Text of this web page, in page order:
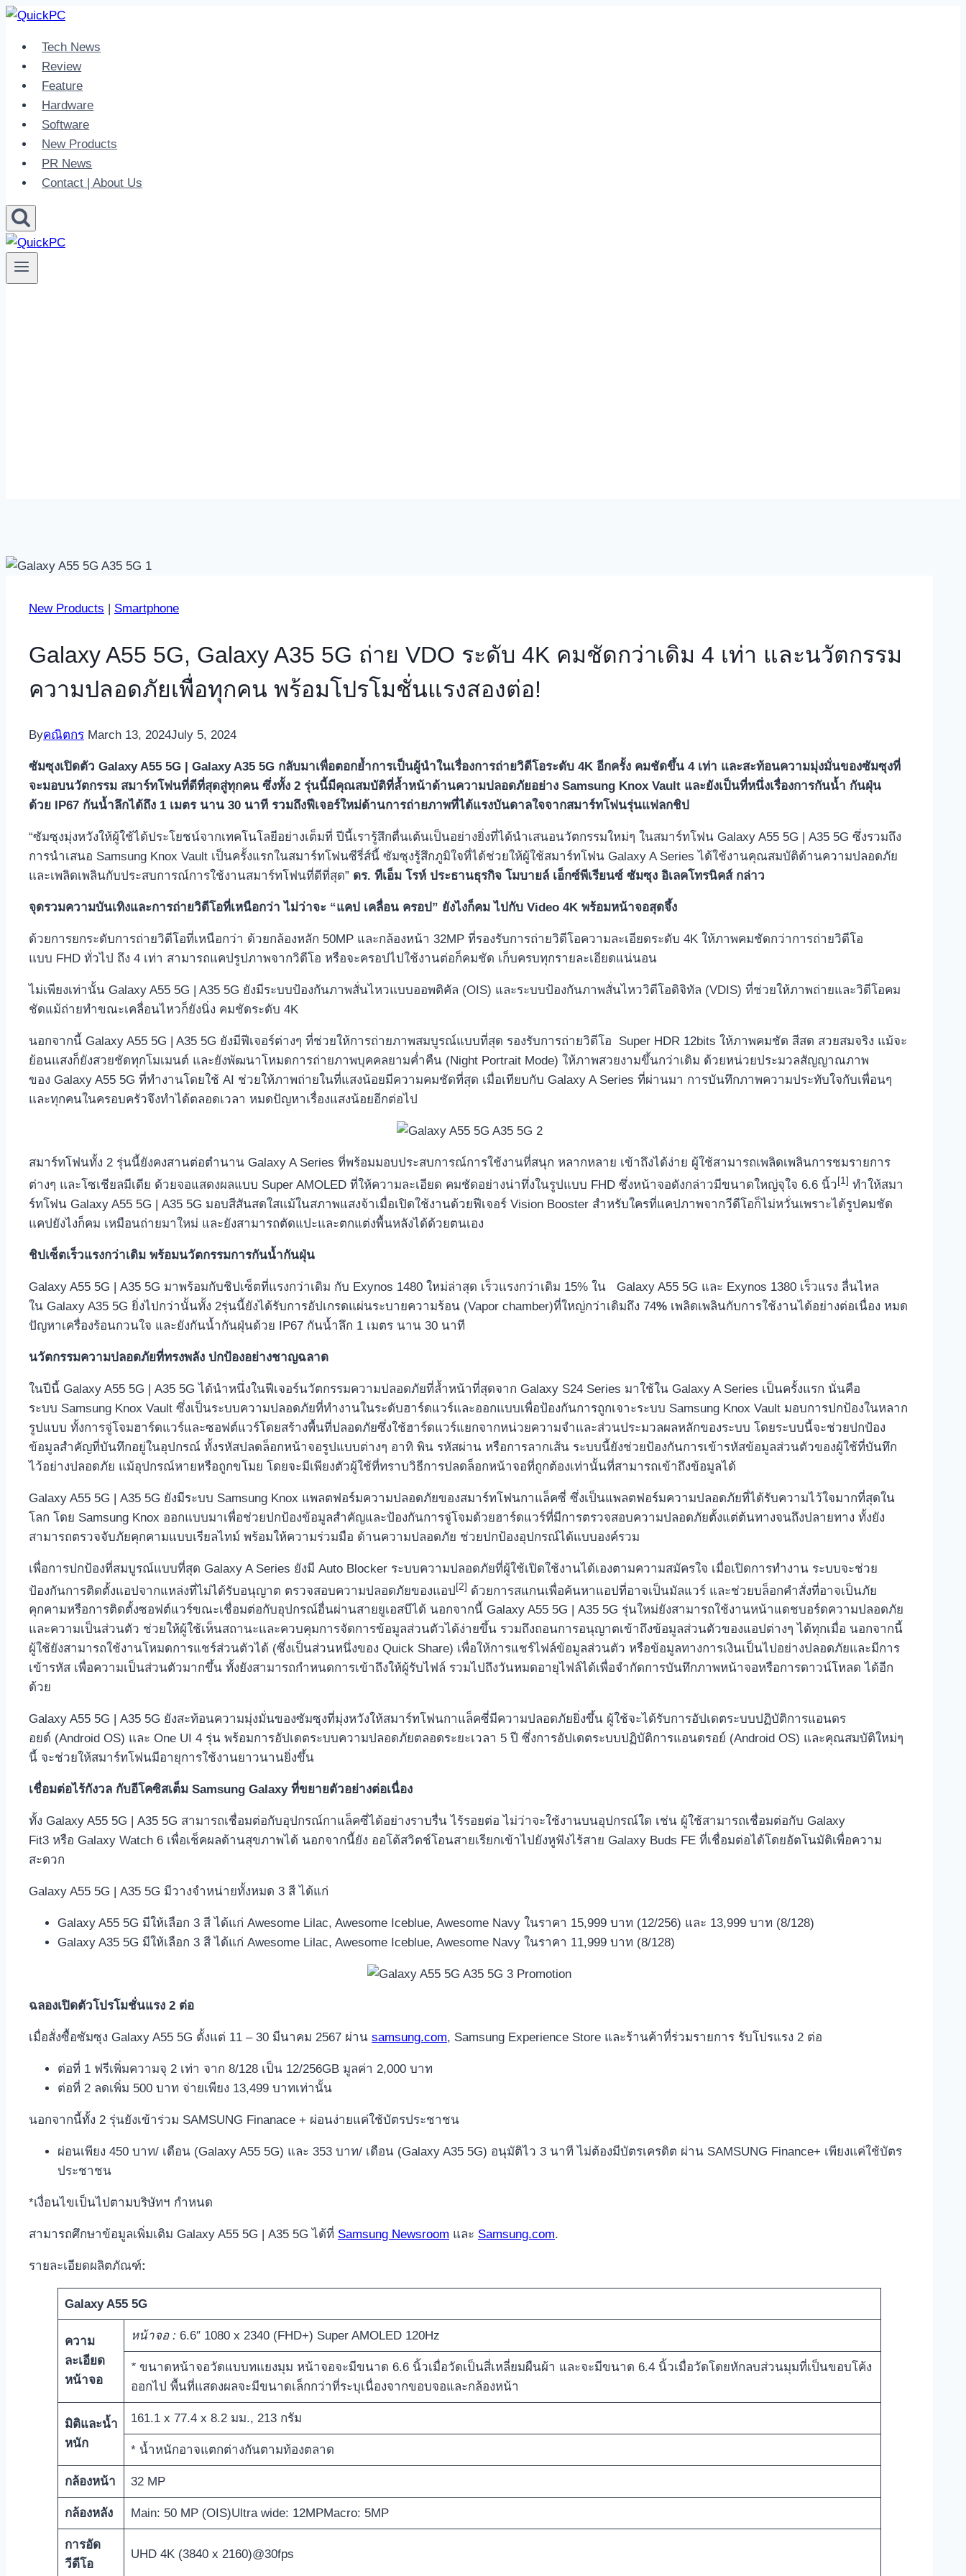
Skip
contentTech News
Review
Feature
Hardware
Software
New Products
PR News
Contact | About Us
New Products | Smartphone
Galaxy A55 5G, Galaxy A35 5G ถ่าย VDO ระดับ 4K คมชัดกว่าเดิม 4 เท่า และนวัตกรรม
ความปลอดภัยเพื่อทุกคน พร้อมโปรโมชั่นแรงสองต่อ!
Byคณิตกร March 13, 2024July 5, 2024
ซัมซุงเปิดตัว Galaxy A55 5G | Galaxy A35 5G กลับมาเพื่อตอกย้ำการเป็นผู้นำในเรื่องการถ่ายวิดีโอระดับ 4K อีกครั้ง คมชัดขึ้น 4 เท่า และสะท้อนความมุ่งมั่นของซัมซุงที่
จะมอบนวัตกรรม สมาร์ทโฟนที่ดีที่สุดสู่ทุกคน ซึ่งทั้ง 2 รุ่นนี้มีคุณสมบัติที่ล้ำหน้าด้านความปลอดภัยอย่าง Samsung Knox Vault และยังเป็นที่หนึ่งเรื่องการกันน้ำ กันฝุ่น
ด้วย IP67 กันน้ำลึกได้ถึง 1 เมตร นาน 30 นาที รวมถึงฟีเจอร์ใหม่ด้านการถ่ายภาพที่ได้แรงบันดาลใจจากสมาร์ทโฟนรุ่นแฟลกชิป
“ซัมซุงมุ่งหวังให้ผู้ใช้ได้ประโยชน์จากเทคโนโลยีอย่างเต็มที่ ปีนี้เรารู้สึกตื่นเต้นเป็นอย่างยิ่งที่ได้นำเสนอนวัตกรรมใหม่ๆ ในสมาร์ทโฟน Galaxy A55 5G | A35 5G ซึ่งรวมถึง
การนำเสนอ Samsung Knox Vault เป็นครั้งแรกในสมาร์ทโฟนซีรี่ส์นี้ ซัมซุงรู้สึกภูมิใจที่ได้ช่วยให้ผู้ใช้สมาร์ทโฟน Galaxy A Series ได้ใช้งานคุณสมบัติด้านความปลอดภัย
และเพลิดเพลินกับประสบการณ์การใช้งานสมาร์ทโฟนที่ดีที่สุด” ดร. ทีเอ็ม โรห์ ประธานธุรกิจ โมบายล์ เอ็กซ์พีเรียนซ์ ซัมซุง อิเลคโทรนิคส์ กล่าว
จุดรวมความบันเทิงและการถ่ายวิดีโอที่เหนือกว่า ไม่ว่าจะ “แคป เคลื่อน ครอป” ยังไงก็คม ไปกับ Video 4K พร้อมหน้าจอสุดจึ้ง
ด้วยการยกระดับการถ่ายวิดีโอที่เหนือกว่า ด้วยกล้องหลัก 50MP และกล้องหน้า 32MP ที่รองรับการถ่ายวิดีโอความละเอียดระดับ 4K ให้ภาพคมชัดกว่าการถ่ายวิดีโอ
แบบ FHD ทั่วไป ถึง 4 เท่า สามารถแคปรูปภาพจากวิดีโอ หรือจะครอปไปใช้งานต่อก็คมชัด เก็บครบทุกรายละเอียดแน่นอน
ไม่เพียงเท่านั้น Galaxy A55 5G | A35 5G ยังมีระบบป้องกันภาพสั่นไหวแบบออพติคัล (OIS) และระบบป้องกันภาพสั่นไหววิดีโอดิจิทัล (VDIS) ที่ช่วยให้ภาพถ่ายและวิดีโอคม
ชัดแม้ถ่ายทำขณะเคลื่อนไหวก็ยังนิ่ง คมชัดระดับ 4K
นอกจากนี้ Galaxy A55 5G | A35 5G ยังมีฟีเจอร์ต่างๆ ที่ช่วยให้การถ่ายภาพสมบูรณ์แบบที่สุด รองรับการถ่ายวิดีโอ Super HDR 12bits ให้ภาพคมชัด สีสด สวยสมจริง แม้จะ
ย้อนแสงก็ยังสวยชัดทุกโมเมนต์ และยังพัฒนาโหมดการถ่ายภาพบุคคลยามค่ำคืน (Night Portrait Mode) ให้ภาพสวยงามขึ้นกว่าเดิม ด้วยหน่วยประมวลสัญญาณภาพ
ของ Galaxy A55 5G ที่ทำงานโดยใช้ AI ช่วยให้ภาพถ่ายในที่แสงน้อยมีความคมชัดที่สุด เมื่อเทียบกับ Galaxy A Series ที่ผ่านมา การบันทึกภาพความประทับใจกับเพื่อนๆ
และทุกคนในครอบครัวจึงทำได้ตลอดเวลา หมดปัญหาเรื่องแสงน้อยอีกต่อไป
สมาร์ทโฟนทั้ง 2 รุ่นนี้ยังคงสานต่อตำนาน Galaxy A Series ที่พร้อมมอบประสบการณ์การใช้งานที่สนุก หลากหลาย เข้าถึงได้ง่าย ผู้ใช้สามารถเพลิดเพลินการชมรายการ
ต่างๆ และโซเชียลมีเดีย ด้วยจอแสดงผลแบบ Super AMOLED ที่ให้ความละเอียด คมชัดอย่างน่าทึ่งในรูปแบบ FHD ซึ่งหน้าจอดังกล่าวมีขนาดใหญ่จุใจ 6.6 นิ้ว[1] ทำให้สมา
ร์ทโฟน Galaxy A55 5G | A35 5G มอบสีสันสดใสแม้ในสภาพแสงจ้าเมื่อเปิดใช้งานด้วยฟีเจอร์ Vision Booster สำหรับใครที่แคปภาพจากวีดีโอก็ไม่หวั่นเพราะได้รูปคมชัด
แคปยังไงก็คม เหมือนถ่ายมาใหม่ และยังสามารถตัดแปะและตกแต่งพื้นหลังได้ด้วยตนเอง
ชิปเซ็ตเร็วแรงกว่าเดิม พร้อมนวัตกรรมการกันน้ำกันฝุ่น
Galaxy A55 5G | A35 5G มาพร้อมกับชิปเซ็ตที่แรงกว่าเดิม กับ Exynos 1480 ใหม่ล่าสุด เร็วแรงกว่าเดิม 15% ใน Galaxy A55 5G และ Exynos 1380 เร็วแรง ลื่นไหล
ใน Galaxy A35 5G ยิ่งไปกว่านั้นทั้ง 2รุ่นนี้ยังได้รับการอัปเกรดแผ่นระบายความร้อน (Vapor chamber)ที่ใหญ่กว่าเดิมถึง 74% เพลิดเพลินกับการใช้งานได้อย่างต่อเนื่อง หมด
ปัญหาเครื่องร้อนกวนใจ และยังกันน้ำกันฝุ่นด้วย IP67 กันน้ำลึก 1 เมตร นาน 30 นาที
นวัตกรรมความปลอดภัยที่ทรงพลัง ปกป้องอย่างชาญฉลาด
ในปีนี้ Galaxy A55 5G | A35 5G ได้นำหนึ่งในฟีเจอร์นวัตกรรมความปลอดภัยที่ล้ำหน้าที่สุดจาก Galaxy S24 Series มาใช้ใน Galaxy A Series เป็นครั้งแรก นั่นคือ
ระบบ Samsung Knox Vault ซึ่งเป็นระบบความปลอดภัยที่ทำงานในระดับฮาร์ดแวร์และออกแบบเพื่อป้องกันการถูกเจาะระบบ Samsung Knox Vault มอบการปกป้องในหลาก
รูปแบบ ทั้งการจู่โจมฮาร์ดแวร์และซอฟต์แวร์โดยสร้างพื้นที่ปลอดภัยซึ่งใช้ฮาร์ดแวร์แยกจากหน่วยความจำและส่วนประมวลผลหลักของระบบ โดยระบบนี้จะช่วยปกป้อง
ข้อมูลสำคัญที่บันทึกอยู่ในอุปกรณ์ ทั้งรหัสปลดล็อกหน้าจอรูปแบบต่างๆ อาทิ พิน รหัสผ่าน หรือการลากเส้น ระบบนี้ยังช่วยป้องกันการเข้ารหัสข้อมูลส่วนตัวของผู้ใช้ที่บันทึก
ไว้อย่างปลอดภัย แม้อุปกรณ์หายหรือถูกขโมย โดยจะมีเพียงตัวผู้ใช้ที่ทราบวิธีการปลดล็อกหน้าจอที่ถูกต้องเท่านั้นที่สามารถเข้าถึงข้อมูลได้
Galaxy A55 5G | A35 5G ยังมีระบบ Samsung Knox แพลตฟอร์มความปลอดภัยของสมาร์ทโฟนกาแล็คซี่ ซึ่งเป็นแพลตฟอร์มความปลอดภัยที่ได้รับความไว้ใจมากที่สุดใน
โลก โดย Samsung Knox ออกแบบมาเพื่อช่วยปกป้องข้อมูลสำคัญและป้องกันการจู่โจมด้วยฮาร์ดแวร์ที่มีการตรวจสอบความปลอดภัยตั้งแต่ต้นทางจนถึงปลายทาง ทั้งยัง
สามารถตรวจจับภัยคุกคามแบบเรียลไทม์ พร้อมให้ความร่วมมือ ด้านความปลอดภัย ช่วยปกป้องอุปกรณ์ได้แบบองค์รวม
เพื่อการปกป้องที่สมบูรณ์แบบที่สุด Galaxy A Series ยังมี Auto Blocker ระบบความปลอดภัยที่ผู้ใช้เปิดใช้งานได้เองตามความสมัครใจ เมื่อเปิดการทำงาน ระบบจะช่วย
ป้องกันการติดตั้งแอปจากแหล่งที่ไม่ได้รับอนุญาต ตรวจสอบความปลอดภัยของแอป [2] ด้วยการสแกนเพื่อค้นหาแอปที่อาจเป็นมัลแวร์ และช่วยบล็อกคำสั่งที่อาจเป็นภัย
คุกคามหรือการติดตั้งซอฟต์แวร์ขณะเชื่อมต่อกับอุปกรณ์อื่นผ่านสายยูเอสบีได้ นอกจากนี้ Galaxy A55 5G | A35 5G รุ่นใหม่ยังสามารถใช้งานหน้าแดชบอร์ดความปลอดภัย
และความเป็นส่วนตัว ช่วยให้ผู้ใช้เห็นสถานะและควบคุมการจัดการข้อมูลส่วนตัวได้ง่ายขึ้น รวมถึงถอนการอนุญาตเข้าถึงข้อมูลส่วนตัวของแอปต่างๆ ได้ทุกเมื่อ นอกจากนี้
ผู้ใช้ยังสามารถใช้งานโหมดการแชร์ส่วนตัวได้ (ซึ่งเป็นส่วนหนึ่งของ Quick Share) เพื่อให้การแชร์ไฟล์ข้อมูลส่วนตัว หรือข้อมูลทางการเงินเป็นไปอย่างปลอดภัยและมีการ
เข้ารหัส เพื่อความเป็นส่วนตัวมากขึ้น ทั้งยังสามารถกำหนดการเข้าถึงให้ผู้รับไฟล์ รวมไปถึงวันหมดอายุไฟล์ได้เพื่อจำกัดการบันทึกภาพหน้าจอหรือการดาวน์โหลด ได้อีก
ด้วย
Galaxy A55 5G | A35 5G ยังสะท้อนความมุ่งมั่นของซัมซุงที่มุ่งหวังให้สมาร์ทโฟนกาแล็คซี่มีความปลอดภัยยิ่งขึ้น ผู้ใช้จะได้รับการอัปเดตระบบปฏิบัติการแอนดร
อยด์ (Android OS) และ One UI 4 รุ่น พร้อมการอัปเดตระบบความปลอดภัยตลอดระยะเวลา 5 ปี ซึ่งการอัปเดตระบบปฏิบัติการแอนดรอย์ (Android OS) และคุณสมบัติใหม่ๆ
นี้ จะช่วยให้สมาร์ทโฟนมีอายุการใช้งานยาวนานยิ่งขึ้น
เชื่อมต่อไร้กังวล กับอีโคซิสเต็ม Samsung Galaxy ที่ขยายตัวอย่างต่อเนื่อง
ทั้ง Galaxy A55 5G | A35 5G สามารถเชื่อมต่อกับอุปกรณ์กาแล็คซี่ได้อย่างราบรื่น ไร้รอยต่อ ไม่ว่าจะใช้งานบนอุปกรณ์ใด เช่น ผู้ใช้สามารถเชื่อมต่อกับ Galaxy
Fit3 หรือ Galaxy Watch 6 เพื่อเช็คผลด้านสุขภาพได้ นอกจากนี้ยัง ออโต้สวิตช์โอนสายเรียกเข้าไปยังหูฟังไร้สาย Galaxy Buds FE ที่เชื่อมต่อได้โดยอัตโนมัติเพื่อความ
สะดวก
Galaxy A55 5G | A35 5G มีวางจำหน่ายทั้งหมด 3 สี ได้แก่
Galaxy A55 5G มีให้เลือก 3 สี ได้แก่ Awesome Lilac, Awesome Iceblue, Awesome Navy ในราคา 15,999 บาท (12/256) และ 13,999 บาท (8/128)
Galaxy A35 5G มีให้เลือก 3 สี ได้แก่ Awesome Lilac, Awesome Iceblue, Awesome Navy ในราคา 11,999 บาท (8/128)
ฉลองเปิดตัวโปรโมชั่นแรง 2 ต่อ
เมื่อสั่งซื้อซัมซุง Galaxy A55 5G ตั้งแต่ 11 – 30 มีนาคม 2567 ผ่าน samsung.com, Samsung Experience Store และร้านค้าที่ร่วมรายการ รับโปรแรง 2 ต่อ
ต่อที่ 1 ฟรีเพิ่มความจุ 2 เท่า จาก 8/128 เป็น 12/256GB มูลค่า 2,000 บาท
ต่อที่ 2 ลดเพิ่ม 500 บาท จ่ายเพียง 13,499 บาทเท่านั้น
นอกจากนี้ทั้ง 2 รุ่นยังเข้าร่วม SAMSUNG Finanace + ผ่อนง่ายแค่ใช้บัตรประชาชน
ผ่อนเพียง 450 บาท/ เดือน (Galaxy A55 5G) และ 353 บาท/ เดือน (Galaxy A35 5G) อนุมัติไว 3 นาที ไม่ต้องมีบัตรเครดิต ผ่าน SAMSUNG Finance+ เพียงแค่ใช้บัตร
ประชาชน
*เงื่อนไขเป็นไปตามบริษัทฯ กำหนด
สามารถศึกษาข้อมูลเพิ่มเติม Galaxy A55 5G | A35 5G ได้ที่ Samsung Newsroom และ Samsung.com.
รายละเอียดผลิตภัณฑ์:
Galaxy A55 5G
ความ
ละเอียด
หน้าจอ
หน้าจอ : 6.6″ 1080 x 2340 (FHD+) Super AMOLED 120Hz
* ขนาดหน้าจอวัดแบบทแยงมุม หน้าจอจะมีขนาด 6.6 นิ้วเมื่อวัดเป็นสี่เหลี่ยมผืนผ้า และจะมีขนาด 6.4 นิ้วเมื่อวัดโดยหักลบส่วนมุมที่เป็นขอบโค้ง
ออกไป พื้นที่แสดงผลจะมีขนาดเล็กกว่าที่ระบุเนื่องจากขอบจอและกล้องหน้า
มิติและน้ำ
หนัก
161.1 x 77.4 x 8.2 มม., 213 กรัม
* น้ำหนักอาจแตกต่างกันตามท้องตลาด
กล้องหน้า 32 MP
กล้องหลัง Main: 50 MP (OIS)Ultra wide: 12MPMacro: 5MP
การอัด
วีดีโอ
UHD 4K (3840 x 2160)@30fps